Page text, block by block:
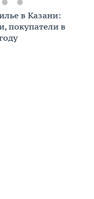
в Казани:
покупатели в